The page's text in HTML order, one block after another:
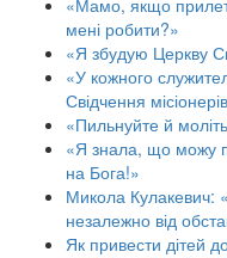
«Мамо, якщо
мені робити?»
«Я збудую Церкву
«У кожного
Свідчення
«Пильнуйте й
«Я знала, що можу
на Бога!»
Микола Кулакевич:
незалежно від
Як привести дітей